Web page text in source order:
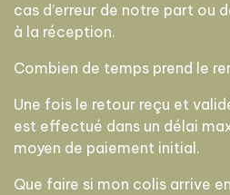
cas d’erreur de notre part ou
à la réception.
Combien de temps prend le
Une fois le retour reçu et
est effectué dans un délai
moyen de paiement initial.
Que faire si mon colis arrive